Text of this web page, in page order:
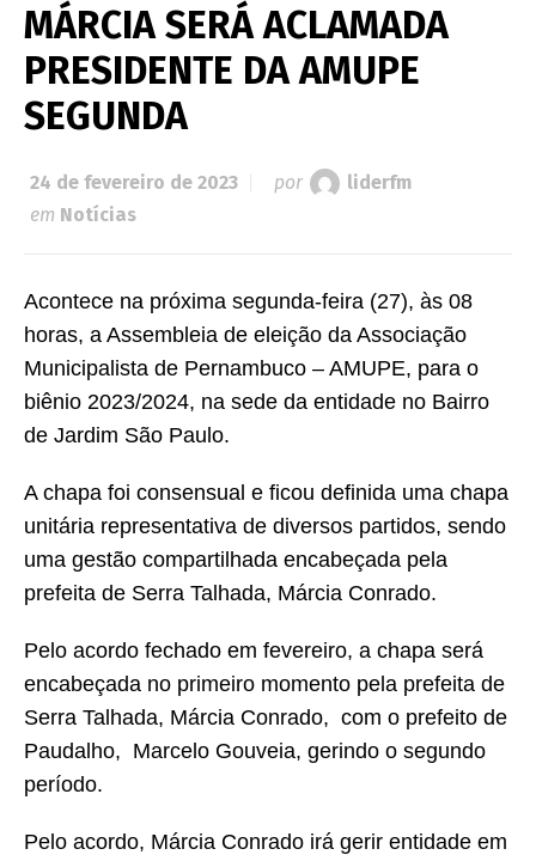
MÁRCIA SERÁ ACLAMADA
PRESIDENTE DA AMUPE
SEGUNDA
24 de fevereiro de 2023 por
liderfm
em Notícias
Acontece na próxima segunda-feira (27), às 08
horas, a Assembleia de eleição da Associação
Municipalista de Pernambuco – AMUPE, para o
biênio 2023/2024, na sede da entidade no Bairro
de Jardim São Paulo.
A chapa foi consensual e ficou definida uma chapa
unitária representativa de diversos partidos, sendo
uma gestão compartilhada encabeçada pela
prefeita de Serra Talhada, Márcia Conrado.
Pelo acordo fechado em fevereiro, a chapa será
encabeçada no primeiro momento pela prefeita de
Serra Talhada, Márcia Conrado, com o prefeito de
Paudalho, Marcelo Gouveia, gerindo o segundo
período.
Pelo acordo, Márcia Conrado irá gerir entidade em